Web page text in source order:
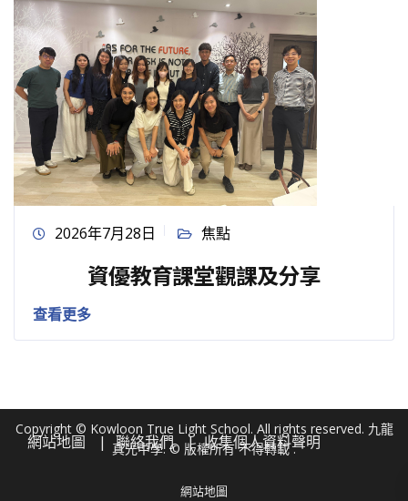
2026年7月28日 焦點
資優教育課堂觀課及分享
查看更多
網站地圖 聯絡我們 收集個人資料聲明
Copyright © Kowloon True Light School. All rights reserved. 九龍
真光中學. © 版權所有 不得轉載 .
網站地圖